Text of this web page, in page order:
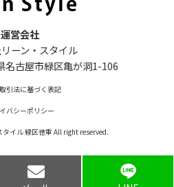
運営会社
ーン・スタイル
名古屋市緑区亀が洞1-106
引法に基づく表記
バシーポリシー
イル 緑区徳重 All right reserved.